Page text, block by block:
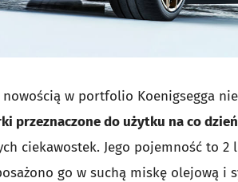
w portfolio Koenigsegga
przeznaczone do użytku na co dzień
ciekawostek. Jego pojemność to 2
go w suchą miskę olejową i